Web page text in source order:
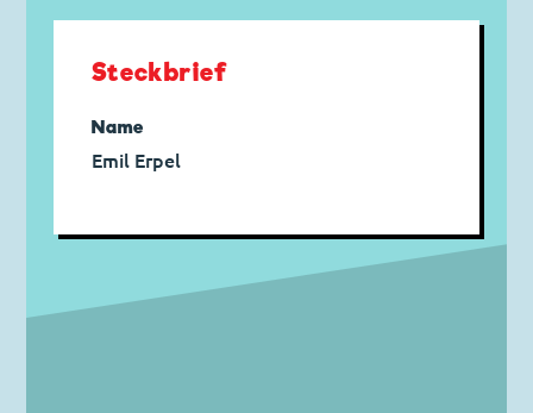
Steckbrief
Name
Emil Erpel